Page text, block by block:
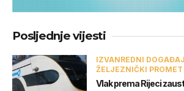
Posljednje vijesti
IZVANREDNI
ŽELJEZNIČKI PROMET
Vlak prema Rijeci